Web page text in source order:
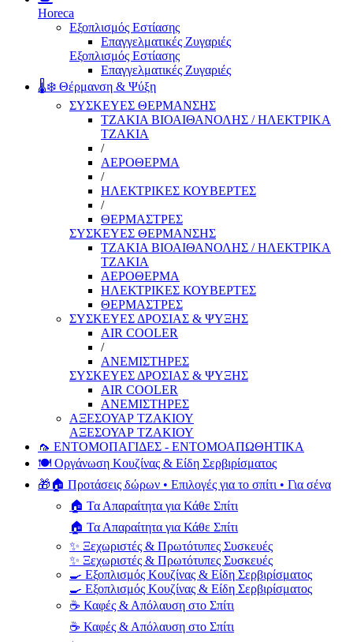
Horeca
Εξοπλισμός Εστίασης
Επαγγελματικές Ζυγαριές
Εξοπλισμός Εστίασης
Επαγγελματικές Ζυγαριές
🌡️❄️ Θέρμανση & Ψύξη
ΣΥΣΚΕΥΕΣ ΘΕΡΜΑΝΣΗΣ
ΤΖΑΚΙΑ ΒΙΟΑΙΘΑΝΟΛΗΣ / ΗΛΕΚΤΡΙΚΑ
ΤΖΑΚΙΑ
/
ΑΕΡΟΘΕΡΜΑ
/
ΗΛΕΚΤΡΙΚΕΣ ΚΟΥΒΕΡΤΕΣ
/
ΘΕΡΜΑΣΤΡΕΣ
ΣΥΣΚΕΥΕΣ ΘΕΡΜΑΝΣΗΣ
ΤΖΑΚΙΑ ΒΙΟΑΙΘΑΝΟΛΗΣ / ΗΛΕΚΤΡΙΚΑ
ΤΖΑΚΙΑ
ΑΕΡΟΘΕΡΜΑ
ΗΛΕΚΤΡΙΚΕΣ ΚΟΥΒΕΡΤΕΣ
ΘΕΡΜΑΣΤΡΕΣ
ΣΥΣΚΕΥΕΣ ΔΡΟΣΙΑΣ & ΨΥΞΗΣ
AIR COOLER
/
ΑΝΕΜΙΣΤΗΡΕΣ
ΣΥΣΚΕΥΕΣ ΔΡΟΣΙΑΣ & ΨΥΞΗΣ
AIR COOLER
ΑΝΕΜΙΣΤΗΡΕΣ
ΑΞΕΣΟΥΑΡ ΤΖΑΚΙΟΥ
ΑΞΕΣΟΥΑΡ ΤΖΑΚΙΟΥ
🦟 ΕΝΤΟΜΟΠΑΓΙΔΕΣ - ΕΝΤΟΜΟΑΠΩΘΗΤΙΚΑ
🍽️ Οργάνωση Κουζίνας & Είδη Σερβιρίσματος
🎁🏠 Προτάσεις δώρων • Επιλογές για το σπίτι • Για σένα
🏠 Τα Απαραίτητα για Κάθε Σπίτι
🏠 Τα Απαραίτητα για Κάθε Σπίτι
✨ Ξεχωριστές & Πρωτότυπες Συσκευές
✨ Ξεχωριστές & Πρωτότυπες Συσκευές
🍳 Εξοπλισμός Κουζίνας & Είδη Σερβιρίσματος
🍳 Εξοπλισμός Κουζίνας & Είδη Σερβιρίσματος
☕ Καφές & Απόλαυση στο Σπίτι
☕ Καφές & Απόλαυση στο Σπίτι